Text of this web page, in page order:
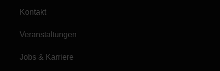
Kontakt
Veranstaltungen
Jobs & Karriere